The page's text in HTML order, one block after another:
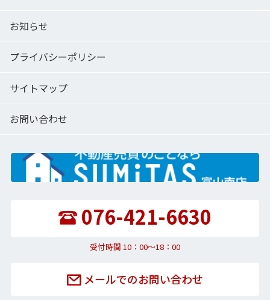
お知らせ
プライバシーポリシー
サイトマップ
お問い合わせ
076-421-6630
受付時間 10：00〜18：00
メールでのお問い合わせ